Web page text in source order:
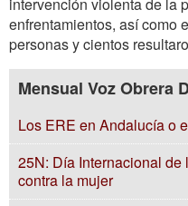
enfrentamientos, así como
personas y cientos
Mensual Voz Obrera
Los ERE en Andalucía o
25N: Día Internacional
contra la mujer